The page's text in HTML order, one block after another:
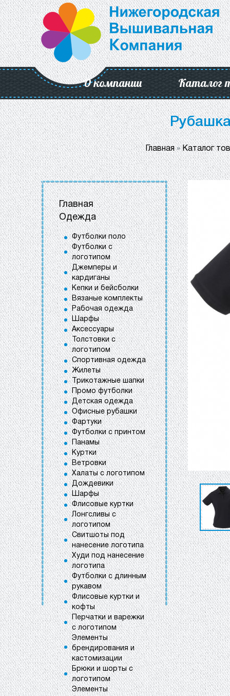
О компании Каталог
Главная»Каталог
Главная
Одежда
Футболки поло
Футболки с
логотипом
Джемперы и
кардиганы
Кепки и бейсболки
Вязаные комплекты
Рабочая одежда
Шарфы
Аксессуары
Толстовки с
логотипом
Спортивная одежда
Жилеты
Трикотажные шапки
Промо футболки
Детская одежда
Офисные рубашки
Фартуки
Футболки с принтом
Панамы
Куртки
Ветровки
Халаты с логотипом
Дождевики
Шарфы
Флисовые куртки
Лонгсливы с
логотипом
Свитшоты под
нанесение логотипа
Худи под нанесение
логотипа
Футболки с длинным
рукавом
Флисовые куртки и
кофты
Перчатки и варежки
с логотипом
Элементы
брендирования и
кастомизации
Брюки и шорты с
логотипом
Элементы